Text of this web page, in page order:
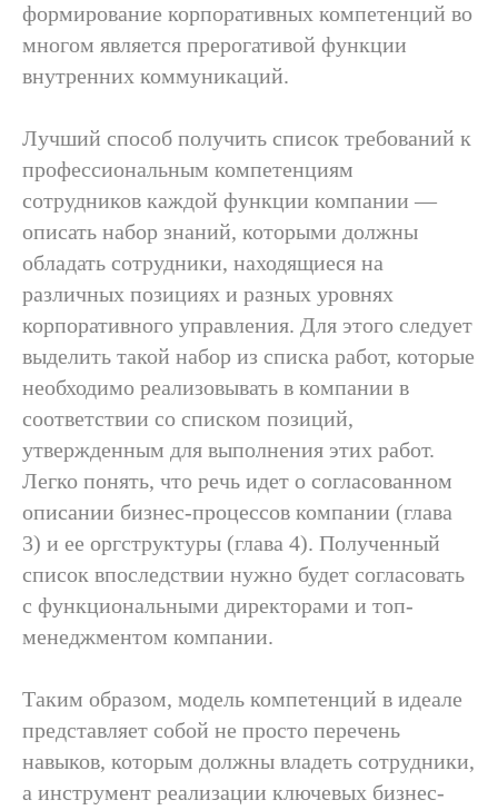
формирование корпоративных компетенций во
многом является прерогативой функции
внутренних коммуникаций.
Лучший способ получить список требований к
профессиональным компетенциям
сотрудников каждой функции компании —
описать набор знаний, которыми должны
обладать сотрудники, находящиеся на
различных позициях и разных уровнях
корпоративного управления. Для этого следует
выделить такой набор из списка работ, которые
необходимо реализовывать в компании в
соответствии со списком позиций,
утвержденным для выполнения этих работ.
Легко понять, что речь идет о согласованном
описании бизнес-процессов компании (глава
3) и ее оргструктуры (глава 4). Полученный
список впоследствии нужно будет согласовать
с функциональными директорами и топ-
менеджментом компании.
Таким образом, модель компетенций в идеале
представляет собой не просто перечень
навыков, которым должны владеть сотрудники,
а инструмент реализации ключевых бизнес-